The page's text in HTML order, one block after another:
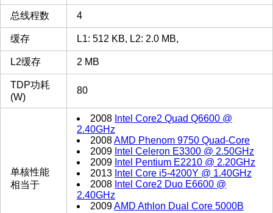
总线程数 4
缓存 L1: 512 KB, L2: 2.0 MB,
L2缓存 2 MB
TDP功耗
(W)
80
单核性能
相当于
2008 Intel Core2 Quad Q6600 @
2.40GHz
2008AMD Phenom 9750 Quad-Core
2009 Intel Celeron E3300 @ 2.50GHz
2009 Intel Pentium E2210 @ 2.20GHz
2013 Intel Core i5-4200Y @ 1.40GHz
2008 Intel Core2 Duo E6600 @
2.40GHz
2009AMD Athlon Dual Core 5000B